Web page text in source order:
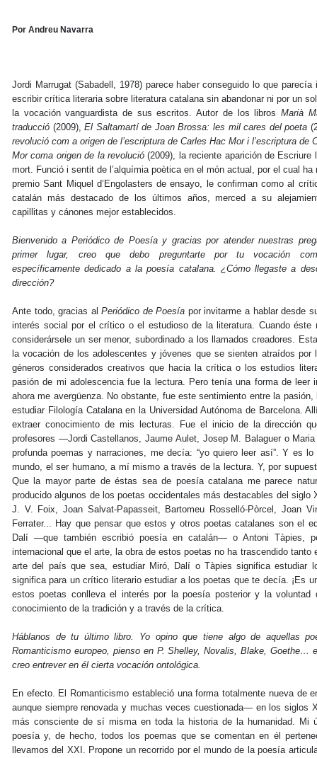
Por Andreu Navarra
Jordi Marrugat (Sabadell, 1978) parece haber conseguido lo que parecía
escribir crítica literaria sobre literatura catalana sin abandonar ni por un
la vocación vanguardista de sus escritos. Autor de los libros Marià
traducció (2009),El Saltamartí de Joan Brossa: les mil cares del poeta
revolució com a origen de l’escriptura de Carles Hac Mor i l’escriptura de
Mor coma origen de la revolució (2009), la reciente aparición de Escriure
mort. Funció i sentit de l’alquímia poètica en el món actual, por el cual ha
premio Sant Miquel d’Engolasters de ensayo, le confirman como al
catalán más destacado de los últimos años, merced a su
capillitas y cánones mejor establecidos.
Bienvenido a Periódico de Poesía y gracias por atender nuestras
primer lugar, creo que debo preguntarte por tu vocación
específicamente dedicado a la poesía catalana. ¿Cómo llegaste a
dirección?
Ante todo, gracias alPeriódico de Poesía por invitarme a hablar desde
interés social por el crítico o el estudioso de la literatura. Cuando
considerársele un ser menor, subordinado a los llamados creadores.
la vocación de los adolescentes y jóvenes que se sienten atraídos
géneros considerados creativos que hacia la crítica o los estudios
pasión de mi adolescencia fue la lectura. Pero tenía una forma de leer
ahora me avergüenza. No obstante, fue este sentimiento entre la
estudiar Filología Catalana en la Universidad Autónoma de Barcelona.
extraer conocimiento de mis lecturas. Fue el inicio de la dirección
profesores —Jordi Castellanos, Jaume Aulet, Josep M. Balaguer o
profunda poemas y narraciones, me decía: “yo quiero leer así”. Y es
mundo, el ser humano, a mí mismo a través de la lectura. Y, por
Que la mayor parte de éstas sea de poesía catalana me parece
producido algunos de los poetas occidentales más destacables del siglo
J. V. Foix, Joan Salvat-Papasseit, Bartomeu Rosselló-Pòrcel, Joan
Ferrater... Hay que pensar que estos y otros poetas catalanes son el
Dalí —que también escribió poesía en catalán— o Antoni Tàpies,
internacional que el arte, la obra de estos poetas no ha trascendido
arte del país que sea, estudiar Miró, Dalí o Tàpies significa estudiar
significa para un crítico literario estudiar a los poetas que te decía. ¡Es
estos poetas conlleva el interés por la poesía posterior y la
conocimiento de la tradición y a través de la crítica.
Háblanos de tu último libro. Yo opino que tiene algo de aquellas
Romanticismo europeo, pienso en P. Shelley, Novalis, Blake,
creo entrever en él cierta vocación ontológica.
En efecto. El Romanticismo estableció una forma totalmente nueva
aunque siempre renovada y muchas veces cuestionada— en los siglos
más consciente de sí misma en toda la historia de la humanidad. Mi
poesía y, de hecho, todos los poemas que se comentan en él
llevamos del XXI. Propone un recorrido por el mundo de la poesía